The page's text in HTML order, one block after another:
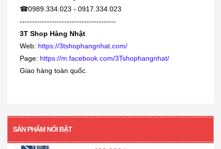
☎0989.334.023 - 0917.334.023
---------------------------------------
3T Shop Hàng Nhật
Web: https://3tshophangnhat.com/
Page: https://m.facebook.com/3Tshophangnhat/
Giao hàng toàn quốc.
SẢN PHẨM NỔI BẬT
[KIDs] Quần nỉ lót lông cừu Uniqlo
Siro viêm - sổ mũi Muhi 120ml
[360 viên] Dầu gan cá mập Orihiro
480.000₫